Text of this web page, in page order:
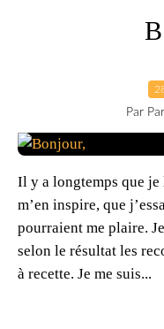
Par
Il y a longtemps que
m’en inspire, que
pourraient me plaire.
selon le résultat les
à recette. Je me suis...